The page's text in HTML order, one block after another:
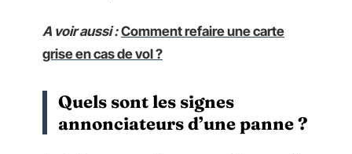
A voir aussi : Comment refaire une carte
grise en cas de vol ?
Quels sont les signes
annonciateurs d’une panne ?